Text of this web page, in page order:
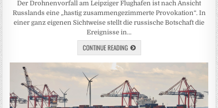
Der Drohnenvorfall am Leipziger Flughafen ist nach Ansicht
Russlands eine „hastig zusammengezimmerte Provokation“. In
einer ganz eigenen Sichtweise stellt die russische Botschaft die
Ereignisse in…
CONTINUE READING